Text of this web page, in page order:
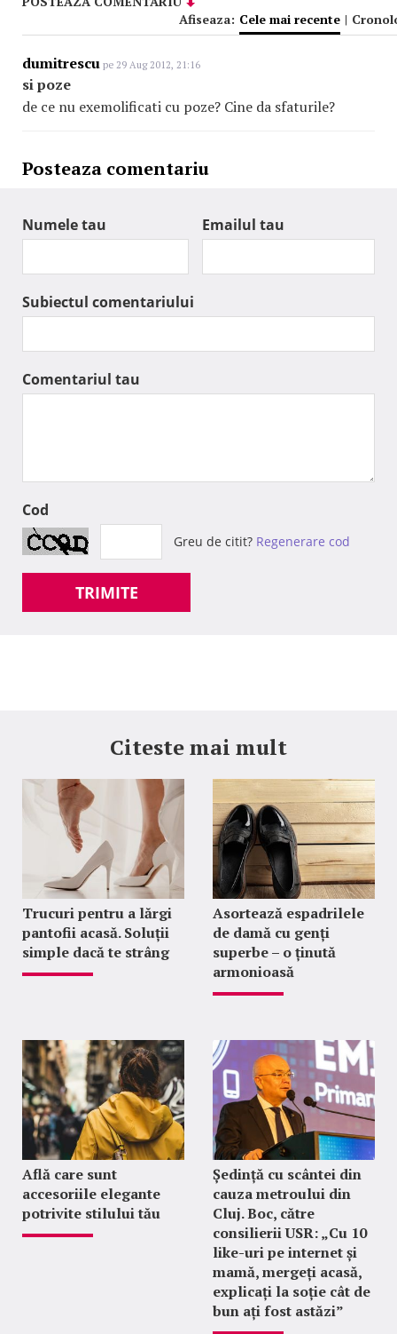
Afiseaza: Cele mai recente |
dumitrescu pe 29 Aug 2012, 21:16
si poze
de ce nu exemolificati cu poze? Cine da sfaturile?
Posteaza comentariu
Numele tau Emailul tau
Subiectul comentariului
Comentariul tau
Cod
Greu de citit? Regenerare cod
TRIMITE
Citeste mai mult
Trucuri pentru a lărgi
pantofii acasă. Soluții
simple dacă te strâng
Asortează espadrilele
de damă cu genți
superbe – o ținută
armonioasă
Află care sunt
accesoriile elegante
potrivite stilului tău
Ședință cu scântei din
cauza metroului din
Cluj. Boc, către
consilierii USR: „Cu 10
like-uri pe internet și
mamă, mergeți acasă,
explicați la soție cât de
bun ați fost astăzi”